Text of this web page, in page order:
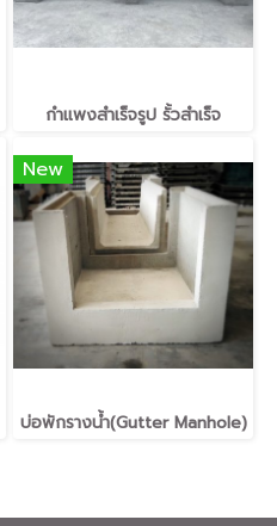
กำแพงสำเร็จรูป รั้วสำเร็จ
New
บ่อพักรางน้ำ(Gutter Manhole)